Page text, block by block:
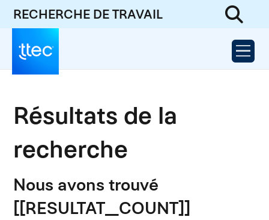
RECHERCHE DE TRAVAIL
Résultats de la
recherche
Nous avons trouvé
[[RESULTAT_COUNT]]